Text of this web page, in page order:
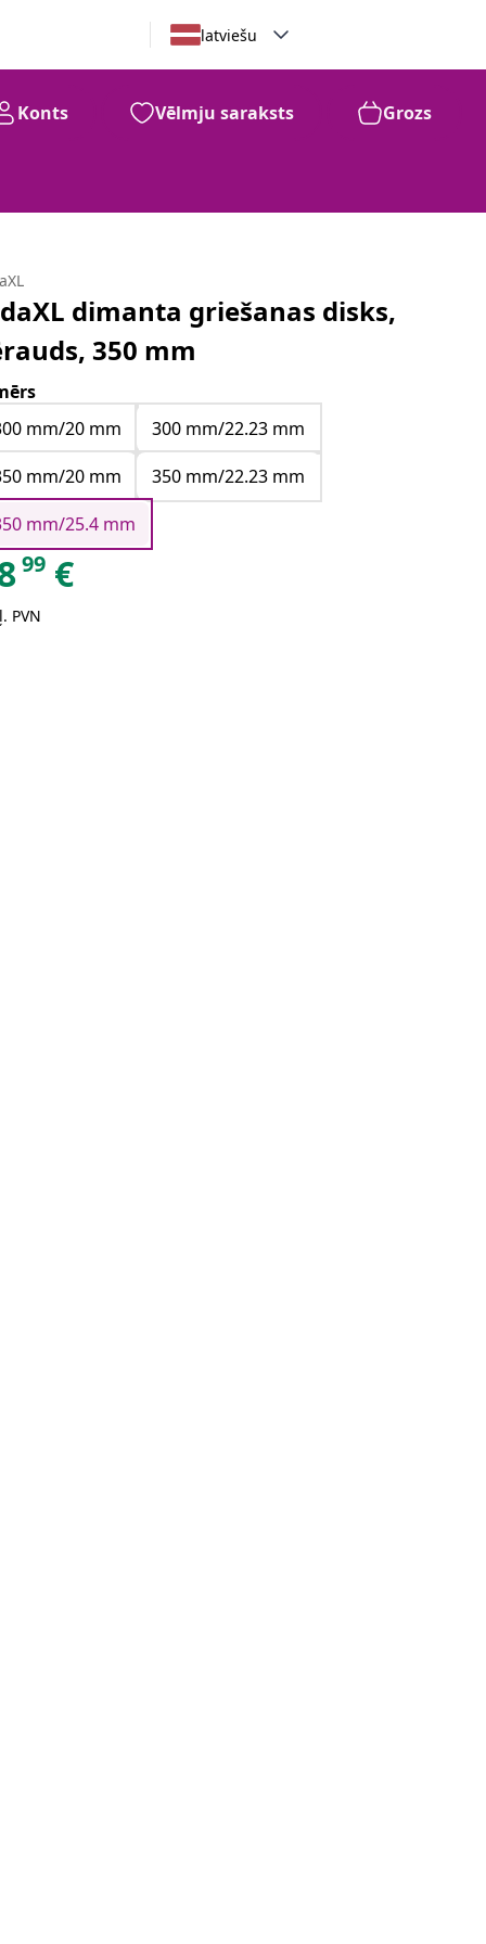
latviešu
Konts Vēlmju saraksts Grozs
dimanta griešanas disks,
350 mm
mm/20 mm
300 mm/22.23 mm
mm/20 mm
350 mm/22.23 mm
mm/25.4 mm
99 €
PVN